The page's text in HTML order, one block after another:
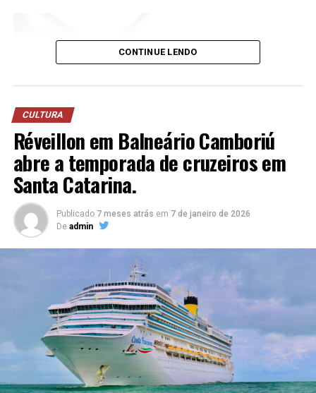
“O V8 não é sobre presença, é sobre transformação. É
CONTINUE LENDO
CULTURA
Réveillon em Balneário Camboriú
abre a temporada de cruzeiros em
Santa Catarina.
Publicado 7 meses atrás em 7 de janeiro de 2026
De admin